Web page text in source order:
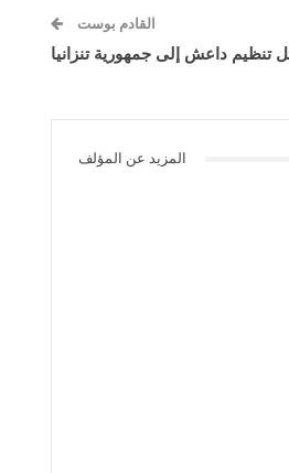
القادم بوست
تنظيم داعش إلى جمهورية تنزانيا
المزيد عن المؤلف